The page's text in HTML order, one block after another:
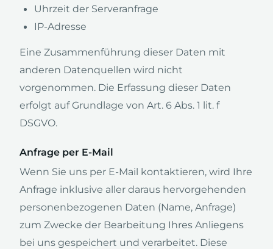
Uhrzeit der Serveranfrage
IP-Adresse
Eine Zusammenführung dieser Daten mit
anderen Datenquellen wird nicht
vorgenommen. Die Erfassung dieser Daten
erfolgt auf Grundlage von Art. 6 Abs. 1 lit. f
DSGVO.
Anfrage per E-Mail
Wenn Sie uns per E-Mail kontaktieren, wird Ihre
Anfrage inklusive aller daraus hervorgehenden
personenbezogenen Daten (Name, Anfrage)
zum Zwecke der Bearbeitung Ihres Anliegens
bei uns gespeichert und verarbeitet. Diese